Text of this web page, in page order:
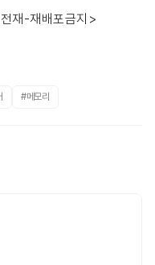
재-재배포금지>
#메모리